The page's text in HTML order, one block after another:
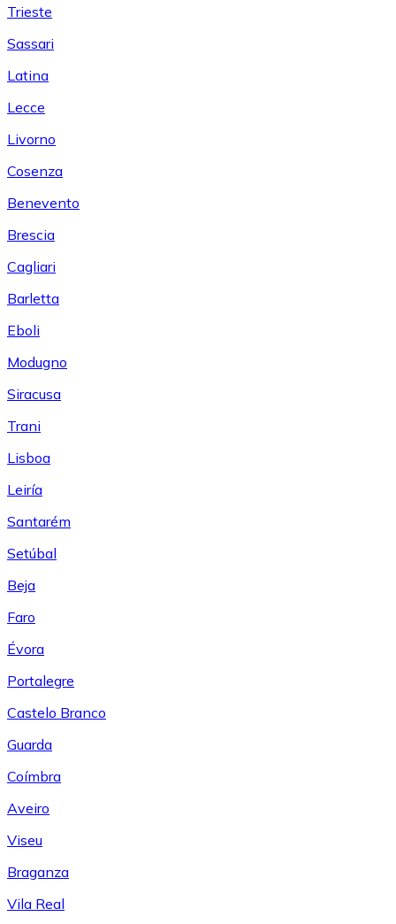
Trieste
Sassari
Latina
Lecce
Livorno
Cosenza
Benevento
Brescia
Cagliari
Barletta
Eboli
Modugno
Siracusa
Trani
Lisboa
Leiría
Santarém
Setúbal
Beja
Faro
Évora
Portalegre
Castelo Branco
Guarda
Coímbra
Aveiro
Viseu
Braganza
Vila Real